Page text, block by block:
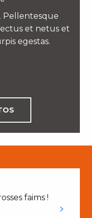
Pellentesque
et netus et
egestas.
faims !